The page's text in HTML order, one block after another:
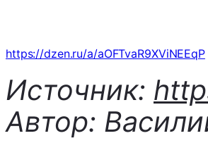
https://dzen.ru/a/aOFTvaR9XViNEEqP
Источник:
Автор: